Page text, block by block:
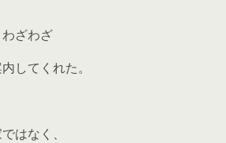
ざわざ
してくれた。
はなく、